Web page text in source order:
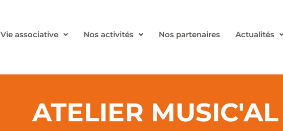
Vie associative Nos activités Nos partenaires Actualités
ATELIER MUSIC'AL